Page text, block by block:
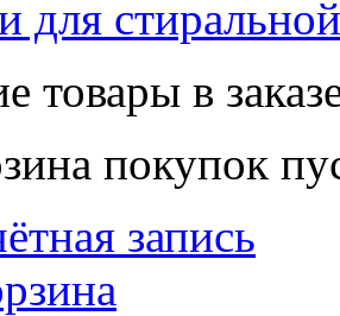
для
товары в
покупок
запись